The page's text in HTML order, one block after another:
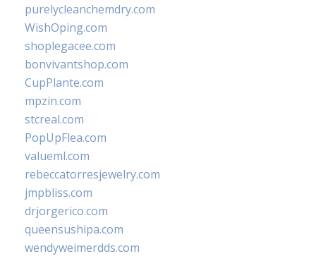
purelycleanchemdry.com
WishOping.com
shoplegacee.com
bonvivantshop.com
CupPlante.com
mpzin.com
stcreal.com
PopUpFlea.com
valueml.com
rebeccatorresjewelry.com
jmpbliss.com
drjorgerico.com
queensushipa.com
wendyweimerdds.com